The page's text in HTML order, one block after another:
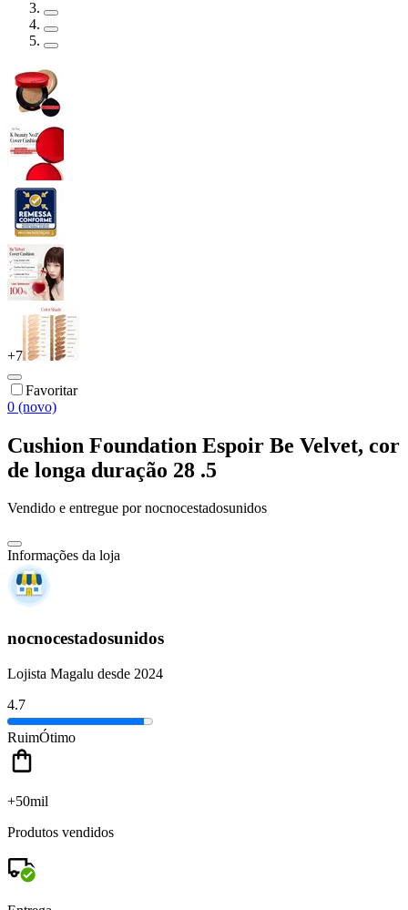
+7
Favoritar
0 (novo)
Cushion Foundation Espoir Be Velvet, cor
de longa duração 28 .5
Vendido e entregue por nocnocestadosunidos
Informações da loja
nocnocestadosunidos
Lojista Magalu desde 2024
4.7
RuimÓtimo
+50mil
Produtos vendidos